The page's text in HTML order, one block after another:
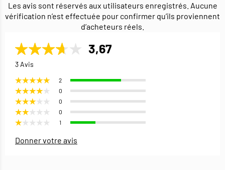
Les avis sont réservés aux utilisateurs enregistrés. Aucune
vérification n’est effectuée pour confirmer qu’ils proviennent
d’acheteurs réels.
3,67
3 Avis
2
0
0
0
1
Donner votre avis